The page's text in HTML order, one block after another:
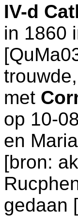
IV-d
in 1860
met
op 10-
en
[bron:
gedaan [